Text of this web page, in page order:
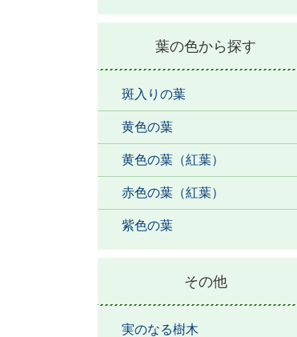
葉の色から探す
斑入りの葉
黄色の葉
黄色の葉（紅葉）
赤色の葉（紅葉）
紫色の葉
その他
実のなる樹木